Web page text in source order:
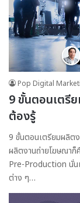
Pop Digital
9 ขั้นตอนเตรี
ต้องรู้
9 ขั้นตอนเตรียมผลิต
ผลิตงานถ่ายโฆษณาก็
Pre-Production นั่น
ต่าง ๆ…